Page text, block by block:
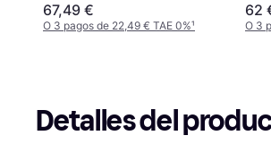
67,49 €
O 3 pagos de 22,49 € TAE 0%¹
62
O 3
Detalles del